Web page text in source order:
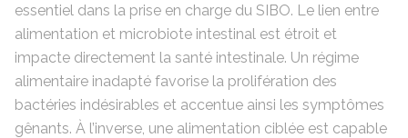
essentiel dans la prise en charge du SIBO. Le lien entre
alimentation et microbiote intestinal est étroit et
impacte directement la santé intestinale. Un régime
alimentaire inadapté favorise la prolifération des
bactéries indésirables et accentue ainsi les symptômes
gênants. À l’inverse, une alimentation ciblée est capable